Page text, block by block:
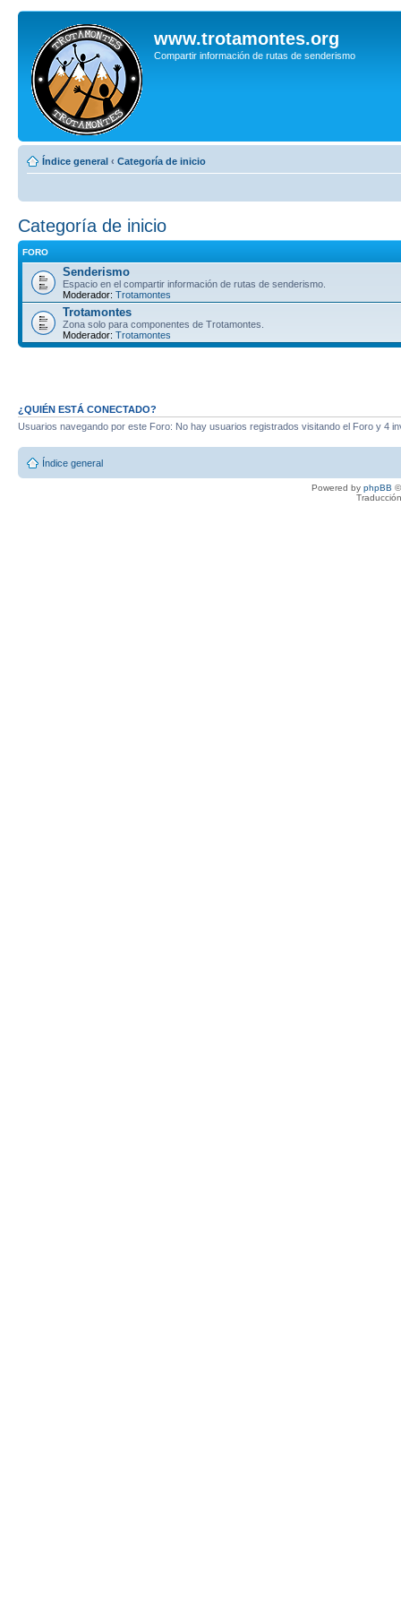
www.trotamontes.org
Compartir información de rutas de senderismo
Índice general ‹ Categoría de inicio
Categoría de inicio
FORO
Senderismo
Espacio en el compartir información de rutas de senderismo.
Moderador: Trotamontes
Trotamontes
Zona solo para componentes de Trotamontes.
Moderador: Trotamontes
¿QUIÉN ESTÁ CONECTADO?
Usuarios navegando por este Foro: No hay usuarios registrados visitando el Foro y 4
Índice general
Powered by phpBB